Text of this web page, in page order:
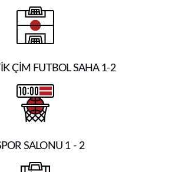
ÇİM FUTBOL SAHA 1-2
SALONU 1 - 2